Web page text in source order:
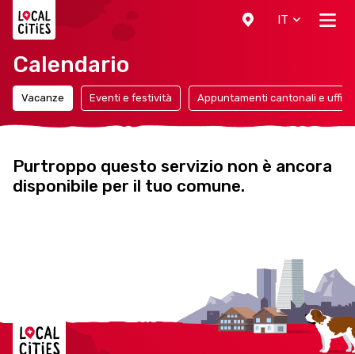
IT
Calendario
Vacanze Eventi e festività Appuntamenti cantonali e
Purtroppo questo servizio non è ancora
disponibile per il tuo comune.
Localcities